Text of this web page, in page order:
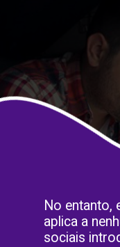
No entanto,
aplica a
sociais